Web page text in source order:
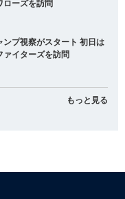
ローズを訪問
プ視察がスタート 初日は
ァイターズを訪問
もっと見る